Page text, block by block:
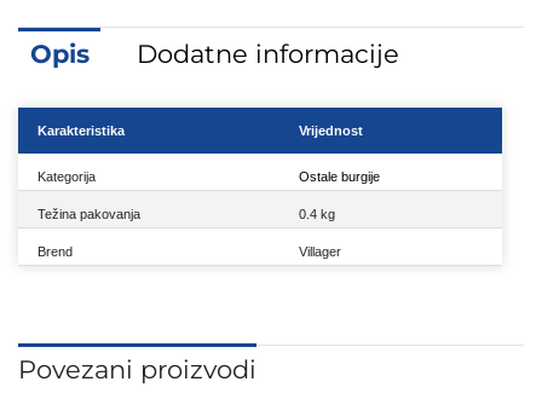
Opis Dodatne informacije
Karakteristika Vrijednost
Kategorija Ostale burgije
Težina pakovanja 0.4 kg
Brend Villager
Povezani proizvodi